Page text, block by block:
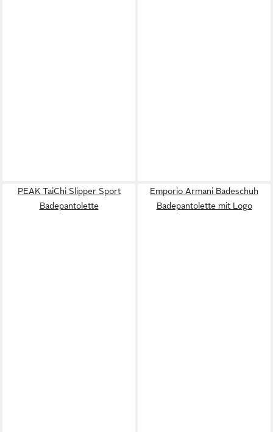
PEAK TaiChi Slipper Sport
Badepantolette
Emporio Armani Badeschuh
Badepantolette mit Logo